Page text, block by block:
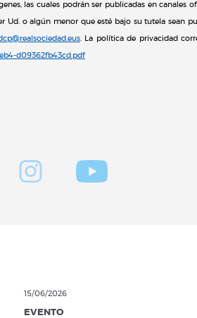
las cuales podrán ser publicadas en canales
o algún menor que esté bajo su tutela sean
. La política de privacidad
d09362fb43cd.pdf
15/06/2026
EVENTO